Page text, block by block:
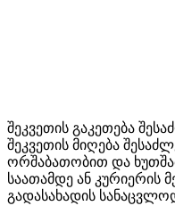
შეკვეთის გაკეთება
შეკვეთის მიღება
ორშაბათობით და
საათამდე ან კურიერის
გადასახადის